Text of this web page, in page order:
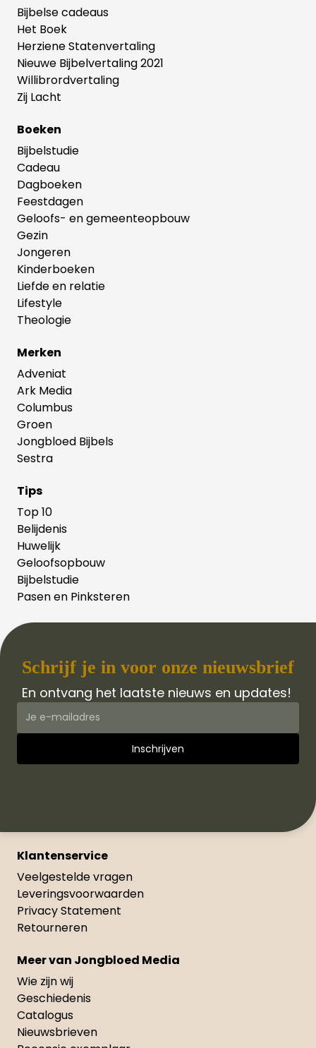
Bijbelse cadeaus
Het Boek
Herziene Statenvertaling
Nieuwe Bijbelvertaling 2021
Willibrordvertaling
Zij Lacht
Boeken
Bijbelstudie
Cadeau
Dagboeken
Feestdagen
Geloofs- en gemeenteopbouw
Gezin
Jongeren
Kinderboeken
Liefde en relatie
Lifestyle
Theologie
Merken
Adveniat
Ark Media
Columbus
Groen
Jongbloed Bijbels
Sestra
Tips
Top 10
Belijdenis
Huwelijk
Geloofsopbouw
Bijbelstudie
Pasen en Pinksteren
Schrijf je in voor onze nieuwsbrief
En ontvang het laatste nieuws en updates!
Klantenservice
Veelgestelde vragen
Leveringsvoorwaarden
Privacy Statement
Retourneren
Meer van Jongbloed Media
Wie zijn wij
Geschiedenis
Catalogus
Nieuwsbrieven